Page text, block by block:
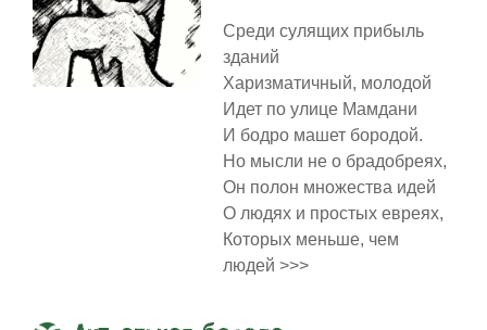
Среди сулящих прибыль
зданий
Харизматичный, молодой
Идет по улице Мамдани
И бодро машет бородой.
Но мысли не о брадобреях,
Он полон множества идей
О людях и простых евреях,
Которых меньше, чем
людей >>>